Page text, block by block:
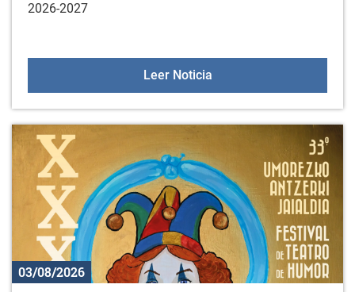
2026-2027
Leer NoticiaActividades deportivas
03/08/2026